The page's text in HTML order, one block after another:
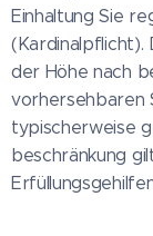
Einhaltung Sie
(Kardinalpflicht).
der Höhe nach
vorhersehbaren
typischerweise
beschränkung